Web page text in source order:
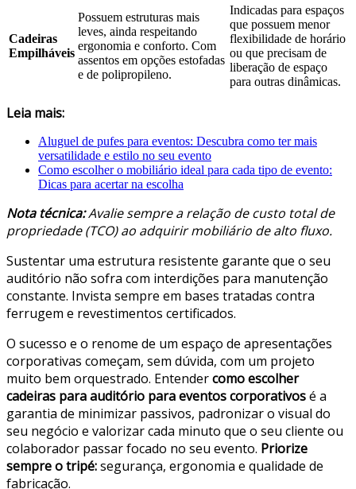
Cadeiras
Empilháveis
Possuem estruturas mais
leves, ainda respeitando
ergonomia e conforto. Com
assentos em opções estofadas
e de polipropileno.
Indicadas para espaços
que possuem menor
flexibilidade de horário
ou que precisam de
liberação de espaço
para outras dinâmicas.
Leia mais:
Aluguel de pufes para eventos: Descubra como ter mais
versatilidade e estilo no seu evento
Como escolher o mobiliário ideal para cada tipo de evento:
Dicas para acertar na escolha
Nota técnica:Avalie sempre a relação de custo total de
propriedade (TCO) ao adquirir mobiliário de alto fluxo.
Sustentar uma estrutura resistente garante que o seu
auditório não sofra com interdições para manutenção
constante. Invista sempre em bases tratadas contra
ferrugem e revestimentos certificados.
O sucesso e o renome de um espaço de apresentações
corporativas começam, sem dúvida, com um projeto
muito bem orquestrado. Entendercomo escolher
cadeiras para auditório para eventos corporativosé a
garantia de minimizar passivos, padronizar o visual do
seu negócio e valorizar cada minuto que o seu cliente ou
colaborador passar focado no seu evento. Priorize
sempre o tripé:segurança, ergonomia e qualidade de
fabricação.